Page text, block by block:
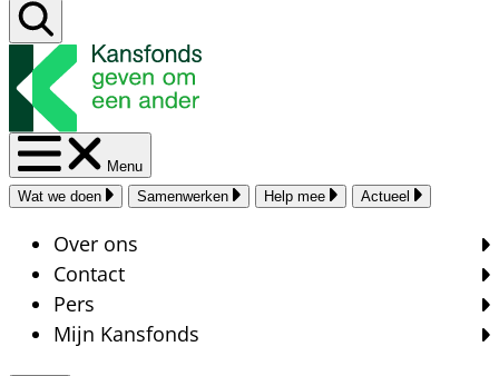
Menu
Wat we doen
Samenwerken Help mee Actueel
Over ons
Contact
Pers
Mijn Kansfonds